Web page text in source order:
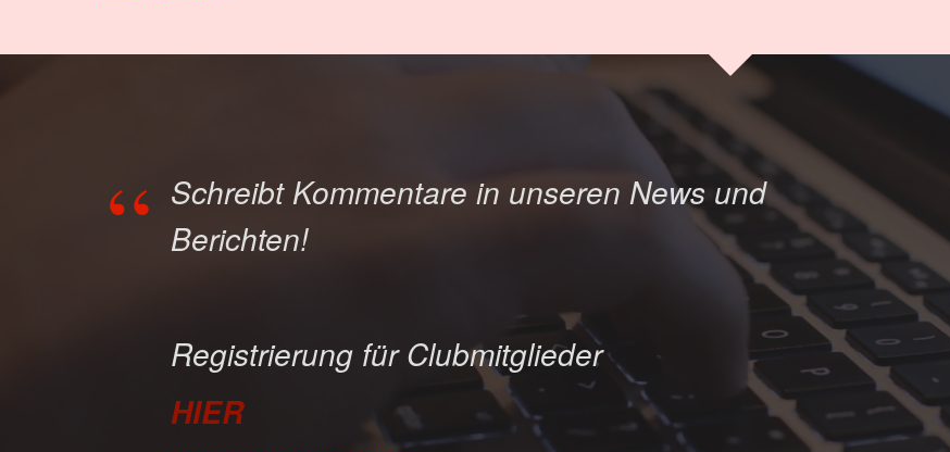
Schreibt Kommentare in unseren News und
Berichten!
Registrierung für Clubmitglieder
HIER